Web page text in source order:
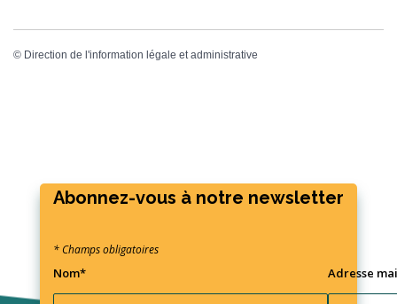
© Direction de l'information légale et administrative
Abonnez-vous à notre newsletter
* Champs obligatoires
Nom* Adresse